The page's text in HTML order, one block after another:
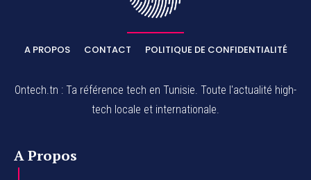
A PROPOS CONTACT POLITIQUE DE CONFIDENTIALITÉ
Ontech.tn : Ta référence tech en Tunisie. Toute l'actualité high-
tech locale et internationale.
A Propos